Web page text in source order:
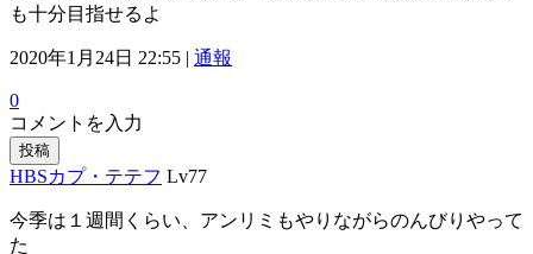
も十分目指せるよ
2020年1月24日 22:55 | 通報
0
コメントを入力
投稿
HBSカプ・テテフ Lv77
今季は１週間くらい、アンリミもやりながらのんびりやって
た